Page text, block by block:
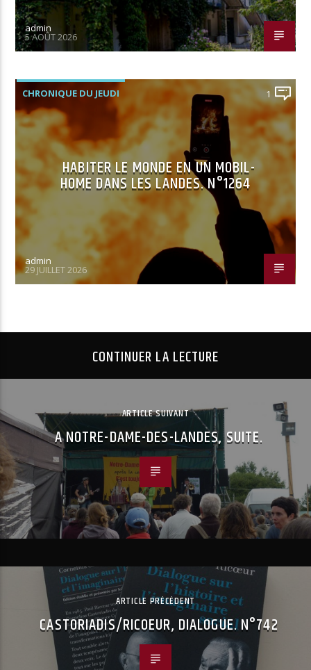
admin
5 AOÛT 2026
CHRONIQUE DU JEUDI 1
HABITER LE MONDE EN UN MOBIL-
HOME DANS LES LANDES. N°1264
admin
29 JUILLET 2026
CONTINUER LA LECTURE
ARTICLE SUIVANT
A NOTRE-DAME-DES-LANDES, SUITE.
ARTICLE PRÉCÉDENT
CASTORIADIS/RICOEUR, DIALOGUE. N°742